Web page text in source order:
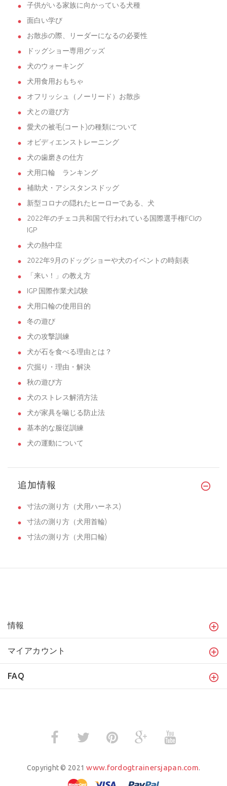
子供がいる家族に向かっている犬種
面白い学び
お散歩の際、リーダーになるの必要性
ドッグショー専用グッズ
犬のウォーキング
犬用食用おもちゃ
オフリッシュ（ノーリード）お散歩
犬との遊び方
愛犬の被毛(コート)の種類について
オビディエンストレーニング
犬の歯磨きの仕方
犬用口輪 ランキング
補助犬・アシスタンスドッグ
新型コロナの隠れたヒーローである、犬
2022年のチェコ共和国で行われている国際選手権FCIの
IGP
犬の熱中症
2022年9月のドッグショーや犬のイベントの時刻表
「来い！」の教え方
IGP 国際作業犬試験
犬用口輪の使用目的
冬の遊び
犬の攻撃訓練
犬が石を食べる理由とは？
穴掘り・理由・解決
秋の遊び方
犬のストレス解消方法
犬が家具を噛じる防止法
基本的な服従訓練
犬の運動について
追加情報
寸法の測り方（犬用ハーネス)
寸法の測り方（犬用首輪)
寸法の測り方（犬用口輪)
情報
マイアカウント
FAQ
Copyright © 2021www.fordogtrainersjapan.com.